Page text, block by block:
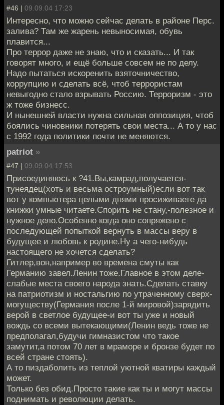
#46 | 09.09.04 17:23
Интересно, что можно сейчас делать в районе Перс.
залива? Там же жарень невыносимая, обувь
плавится...
Про террор даже не знаю, что и сказать... И так
говорят много, и ещё больше совсем не по делу.
Надо пытаться искоренить взяточничество,
коррупцию и сделать всё, чтоб террористам
невыгодно стало взрывать Россию. Терроризм - это
ж тоже бизнесс.
И нынешней власти нужна сильная оппозиция, чтоб
боялись чиновники потерять свои места... А то у нас
с 1992 года политики почти не меняются.
patriot »
#47 | 09.09.04 17:53
Присоединяюсь к ?41.Вы,камрад,получается-
тунеядец(хоть и весьма остроумный)если вот так
вот у компьютера целыми днями просиживаете да
книжки умные читаете.Спорить не стану,-полезное и
нужное дело.Особенно когда оно сопряжено с
последующей попыткой вернуть в массы веру в
будущее и любовь к родине.Ну а чего-нибудь
настоящего не хочется сделать?
Гитлер,вон,например во времена смуты как
Германию завел.Ленин тоже.Главное в этом деле-
слабые места своего народа знать.Сделать ставку
на патриотизм и ностальгию по утраченному сверх-
могуществу(Германия после 1-й мировой)зарядить
верой в светлое будущее-и вот ты уже и новый
вождь со всеми вытекающими(Ленин ведь тоже не
предполагал,будучи гимназистом что такое
замутит,а потом 70 лет в мраморе и бронзе будет по
всей стране стоять).
А то пиздаболить из теплой уютной кватиры каждый
может.
Только без обид.Просто такие как ты и могут массы
поднимать и революции делать.